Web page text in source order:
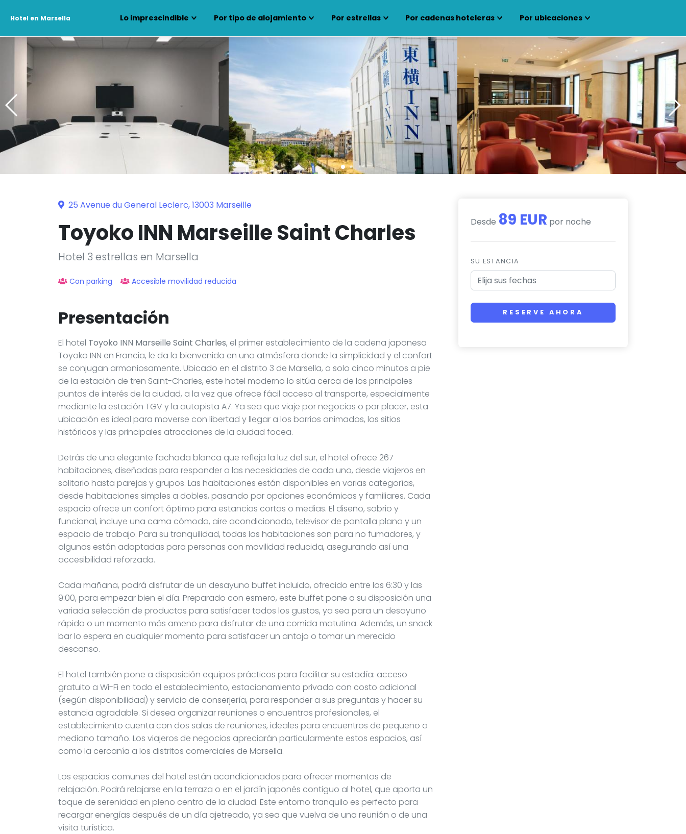
Hotel en Marsella Lo imprescindible Por tipo de alojamiento Por estrellas Por cadenas hoteleras Por ubicaciones
25 Avenue du General Leclerc, 13003 Marseille
Toyoko INN Marseille Saint Charles
Hotel 3 estrellas en Marsella
Con parking Accesible movilidad reducida
Presentación
El hotel Toyoko INN Marseille Saint Charles, el primer establecimiento de la cadena japonesa
Toyoko INN en Francia, le da la bienvenida en una atmósfera donde la simplicidad y el confort
se conjugan armoniosamente. Ubicado en el distrito 3 de Marsella, a solo cinco minutos a pie
de la estación de tren Saint-Charles, este hotel moderno lo sitúa cerca de los principales
puntos de interés de la ciudad, a la vez que ofrece fácil acceso al transporte, especialmente
mediante la estación TGV y la autopista A7. Ya sea que viaje por negocios o por placer, esta
ubicación es ideal para moverse con libertad y llegar a los barrios animados, los sitios
históricos y las principales atracciones de la ciudad focea.
Detrás de una elegante fachada blanca que refleja la luz del sur, el hotel ofrece 267
habitaciones, diseñadas para responder a las necesidades de cada uno, desde viajeros en
solitario hasta parejas y grupos. Las habitaciones están disponibles en varias categorías,
desde habitaciones simples a dobles, pasando por opciones económicas y familiares. Cada
espacio ofrece un confort óptimo para estancias cortas o medias. El diseño, sobrio y
funcional, incluye una cama cómoda, aire acondicionado, televisor de pantalla plana y un
espacio de trabajo. Para su tranquilidad, todas las habitaciones son para no fumadores, y
algunas están adaptadas para personas con movilidad reducida, asegurando así una
accesibilidad reforzada.
Cada mañana, podrá disfrutar de un desayuno buffet incluido, ofrecido entre las 6:30 y las
9:00, para empezar bien el día. Preparado con esmero, este buffet pone a su disposición una
variada selección de productos para satisfacer todos los gustos, ya sea para un desayuno
rápido o un momento más ameno para disfrutar de una comida matutina. Además, un snack
bar lo espera en cualquier momento para satisfacer un antojo o tomar un merecido
descanso.
El hotel también pone a disposición equipos prácticos para facilitar su estadía: acceso
gratuito a Wi-Fi en todo el establecimiento, estacionamiento privado con costo adicional
(según disponibilidad) y servicio de conserjería, para responder a sus preguntas y hacer su
estancia agradable. Si desea organizar reuniones o encuentros profesionales, el
establecimiento cuenta con dos salas de reuniones, ideales para encuentros de pequeño a
mediano tamaño. Los viajeros de negocios apreciarán particularmente estos espacios, así
como la cercanía a los distritos comerciales de Marsella.
Los espacios comunes del hotel están acondicionados para ofrecer momentos de
relajación. Podrá relajarse en la terraza o en el jardín japonés contiguo al hotel, que aporta un
toque de serenidad en pleno centro de la ciudad. Este entorno tranquilo es perfecto para
recargar energías después de un día ajetreado, ya sea que vuelva de una reunión o de una
visita turística.
Desde 89 EUR por noche
SU ESTANCIA
RESERVE AHORA